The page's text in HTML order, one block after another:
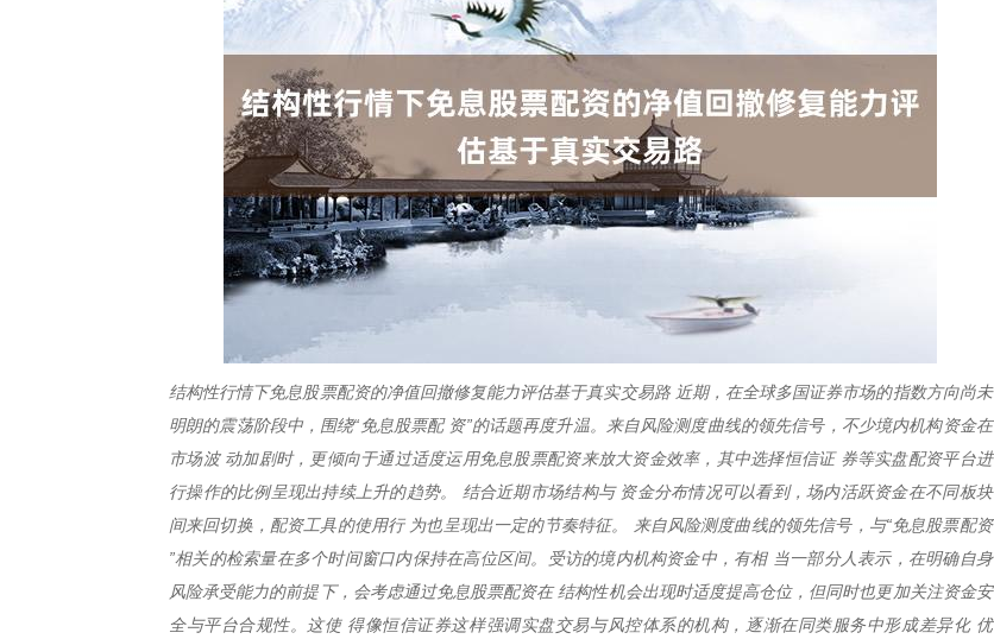
结构性行情下免息股票配资的净值回撤修复能力评估基于真实交易路 近期，在全球多国证券市场的指数方向尚未
明朗的震荡阶段中，围绕“免息股票配 资”的话题再度升温。来自风险测度曲线的领先信号，不少境内机构资金在
市场波 动加剧时，更倾向于通过适度运用免息股票配资来放大资金效率，其中选择恒信证 券等实盘配资平台进
行操作的比例呈现出持续上升的趋势。 结合近期市场结构与 资金分布情况可以看到，场内活跃资金在不同板块
间来回切换，配资工具的使用行 为也呈现出一定的节奏特征。 来自风险测度曲线的领先信号，与“免息股票配资
”相关的检索量在多个时间窗口内保持在高位区间。受访的境内机构资金中，有相 当一部分人表示，在明确自身
风险承受能力的前提下，会考虑通过免息股票配资在 结构性机会出现时适度提高仓位，但同时也更加关注资金安
全与平台合规性。这使 得像恒信证券这样强调实盘交易与风控体系的机构，逐渐在同类服务中形成差异化 优